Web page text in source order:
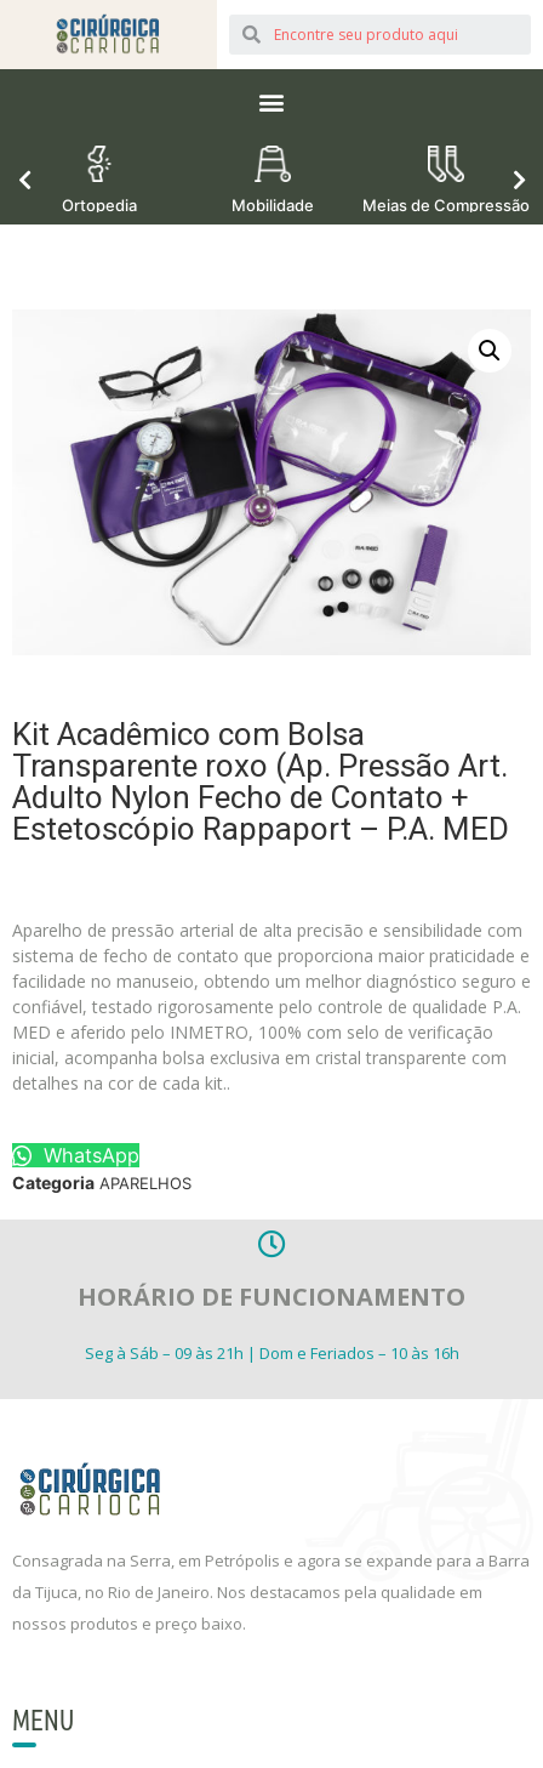
Ortopedia Mobilidade Meias de Compressão
Kit Acadêmico com Bolsa
Transparente roxo (Ap. Pressão Art.
Adulto Nylon Fecho de Contato +
Estetoscópio Rappaport – P.A. MED
Aparelho de pressão arterial de alta precisão e sensibilidade com
sistema de fecho de contato que proporciona maior praticidade e
facilidade no manuseio, obtendo um melhor diagnóstico seguro e
confiável, testado rigorosamente pelo controle de qualidade P.A.
MED e aferido pelo INMETRO, 100% com selo de verificação
inicial, acompanha bolsa exclusiva em cristal transparente com
detalhes na cor de cada kit..
WhatsApp
Categoria APARELHOS
HORÁRIO DE FUNCIONAMENTO
Seg à Sáb – 09 às 21h | Dom e Feriados – 10 às 16h
Consagrada na Serra, em Petrópolis e agora se expande para a Barra
da Tijuca, no Rio de Janeiro. Nos destacamos pela qualidade em
nossos produtos e preço baixo.
MENU